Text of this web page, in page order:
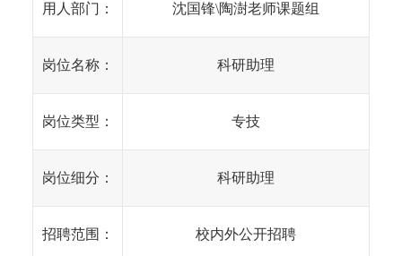
用人部门： 沈国锋\陶澍老师课题组
岗位名称： 科研助理
岗位类型： 专技
岗位细分： 科研助理
招聘范围： 校内外公开招聘